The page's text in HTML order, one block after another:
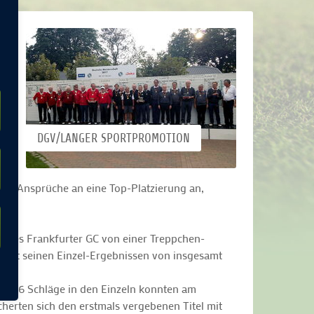
DGV/LANGER SPORTPROMOTION
Ansprüche an eine Top-Platzierung an,
Frankfurter GC von einer Treppchen-
seinen Einzel-Ergebnissen von insgesamt
Schläge in den Einzeln konnten am
sich den erstmals vergebenen Titel mit